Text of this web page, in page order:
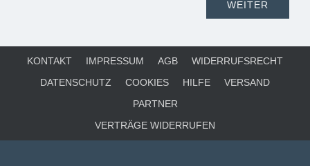
KONTAKT IMPRESSUM AGB
WIDERRUFSRECHT
DATENSCHUTZ
COOKIES HILFE
VERSAND
PARTNER
VERTRÄGE WIDERRUFEN